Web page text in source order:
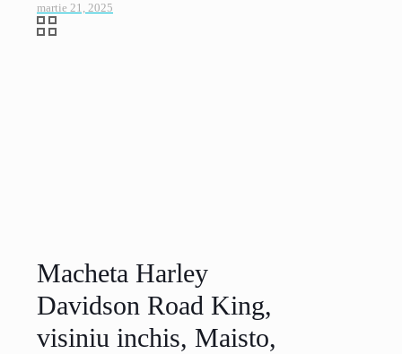
martie 21, 2025
Macheta Harley
Davidson Road King,
visiniu inchis, Maisto,